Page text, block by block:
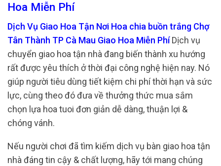
Hoa Miễn Phí
Dịch Vụ Giao Hoa Tận Nơi Hoa chia buồn trắng Chợ
Tân Thành TP Cà Mau Giao Hoa Miễn PhíDịch vụ
chuyển giao hoa tận nhà đang biến thành xu hướng
rất được yêu thích ở thời đại công nghệ hiện nay. Nó
giúp người tiêu dùng tiết kiệm chi phí thời hạn và sức
lực, cùng theo đó đưa về thưởng thức mua sắm
chọn lựa hoa tuoi đơn giản dễ dàng, thuận lợi &
chóng vánh.
Nếu người chơi đã tìm kiếm dịch vụ bàn giao hoa tận
nhà đáng tin cậy & chất lượng, hãy tới mang chúng